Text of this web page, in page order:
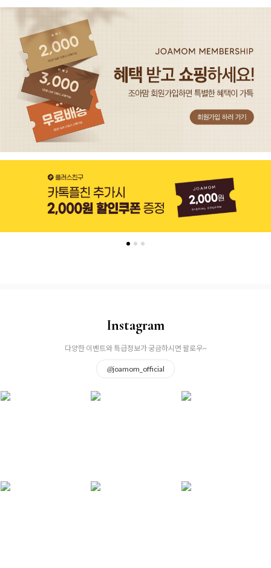
Instagram
다양한 이벤트와 특급정보가 궁금하시면 팔로우~
@joamom_official